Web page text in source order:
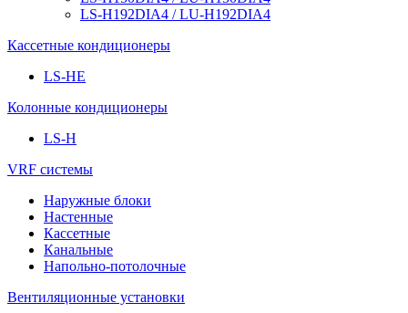
LS-H192DIA4 / LU-H192DIA4
Кассетные кондиционеры
LS-HE
Колонные кондиционеры
LS-H
VRF системы
Наружные блоки
Настенные
Кассетные
Канальные
Напольно-потолочные
Вентиляционные установки